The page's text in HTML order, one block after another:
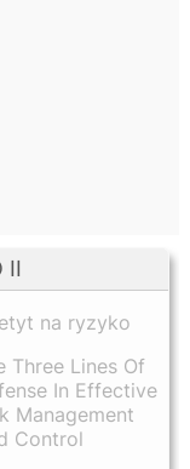
II
na ryzyko
Three Lines Of
In Effective
Management
Control